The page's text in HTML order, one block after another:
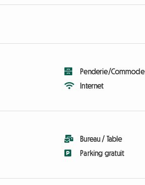
Penderie/Commode
Internet
Bureau / Table
Parking gratuit